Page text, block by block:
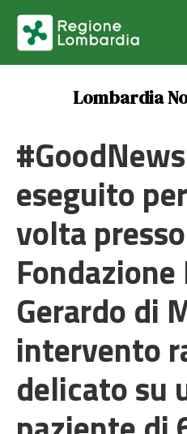
Lombardia
eseguito
volta
Fondazione
Gerardo di
intervento
delicato su